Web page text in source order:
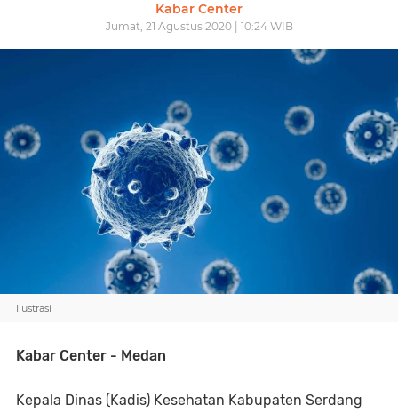
Kabar Center
Jumat, 21 Agustus 2020 | 10:24 WIB
Ilustrasi
Kabar Center - Medan
Kepala Dinas (Kadis) Kesehatan Kabupaten Serdang